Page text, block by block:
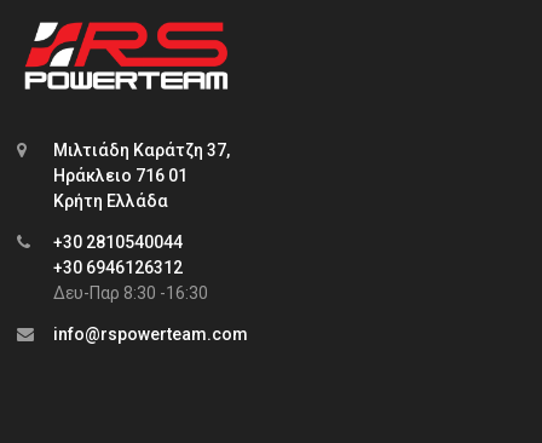
Μιλτιάδη Καράτζη 37,
Ηράκλειο 716 01
Κρήτη Ελλάδα
+30 2810540044
+30 6946126312
Δευ-Παρ 8:30 -16:30
info@rspowerteam.com